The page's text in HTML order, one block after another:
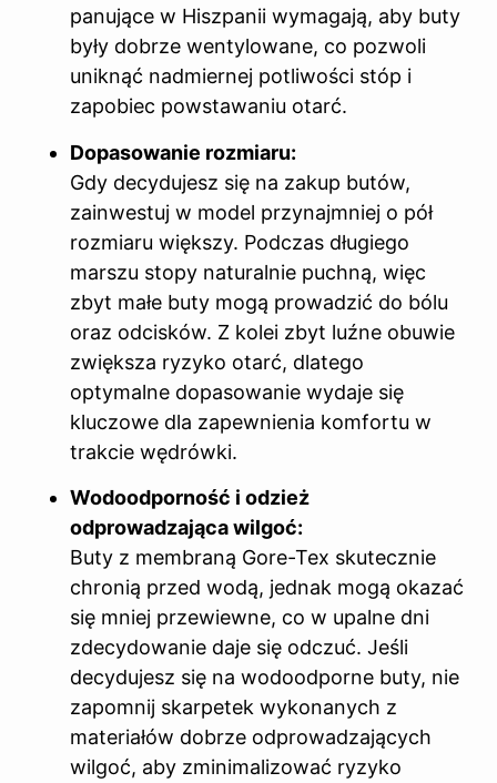
panujące w Hiszpanii wymagają, aby buty
były dobrze wentylowane, co pozwoli
uniknąć nadmiernej potliwości stóp i
zapobiec powstawaniu otarć.
Dopasowanie rozmiaru:
Gdy decydujesz się na zakup butów,
zainwestuj w model przynajmniej o pół
rozmiaru większy. Podczas długiego
marszu stopy naturalnie puchną, więc
zbyt małe buty mogą prowadzić do bólu
oraz odcisków. Z kolei zbyt luźne obuwie
zwiększa ryzyko otarć, dlatego
optymalne dopasowanie wydaje się
kluczowe dla zapewnienia komfortu w
trakcie wędrówki.
Wodoodporność i odzież
odprowadzająca wilgoć:
Buty z membraną Gore-Tex skutecznie
chronią przed wodą, jednak mogą okazać
się mniej przewiewne, co w upalne dni
zdecydowanie daje się odczuć. Jeśli
decydujesz się na wodoodporne buty, nie
zapomnij skarpetek wykonanych z
materiałów dobrze odprowadzających
wilgoć, aby zminimalizować ryzyko